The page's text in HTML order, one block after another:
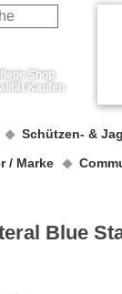
Shop
Kaufen
Schützen- &
/ Marke
Blue